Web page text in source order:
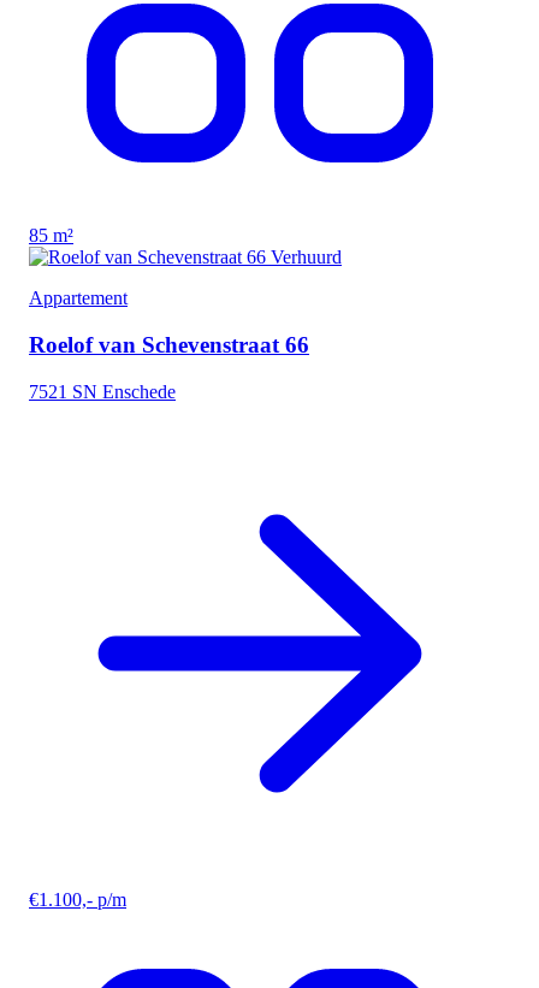
85 m²
Verhuurd
Appartement
Roelof van Schevenstraat 66
7521 SN Enschede
€1.100,- p/m